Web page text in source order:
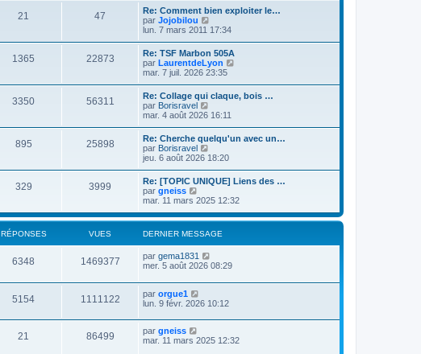
r
l
e
d
e
r
n
i
e
r
m
e
s
s
a
e
21 47
Re: Comment bien exploiter le…
par Jojobilou
o
l
e
d
e
r
i
e
r
m
e
s
s
a
e
lun. 7 mars 2011 17:34
1365 22873
Re: TSF Marbon 505A
par LaurentdeLyon
l
e
r
e
r
m
e
s
s
e
mar. 7 juil. 2026 23:35
3350 56311
Re: Collage qui claque, bois …
par Borisravel
o
l
e
d
e
r
i
e
r
m
e
s
a
mar. 4 août 2026 16:11
895 25898
Re: Cherche quelqu'un avec un…
par Borisravel
o
r
l
e
d
e
r
n
i
e
r
e
s
g
jeu. 6 août 2026 18:20
329 3999
Re: [TOPIC UNIQUE] Liens des …
par gneiss
o
r
e
d
e
r
i
e
r
s
mar. 11 mars 2025 12:32
RÉPONSES VUES DERNIER MESSAGE
6348 1469377 par gema1831
mer. 5 août 2026 08:29
5154 1111122 par orgue1
lun. 9 févr. 2026 10:12
21 86499 par gneiss
mar. 11 mars 2025 12:32